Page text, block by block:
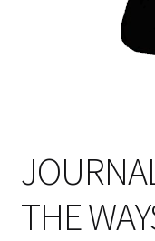
THE